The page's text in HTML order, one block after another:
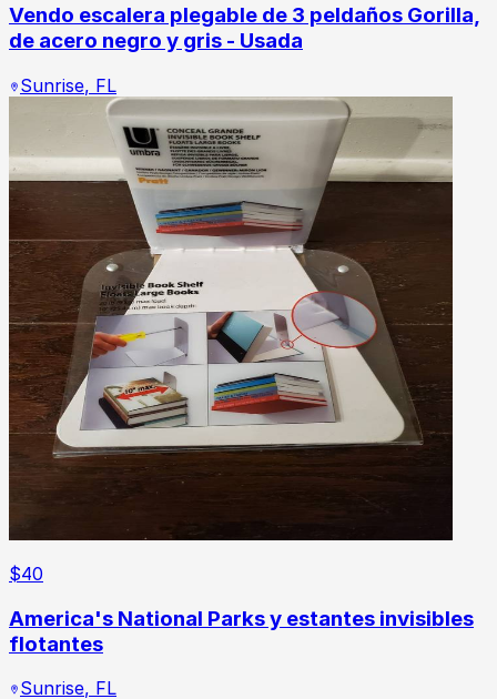
Vendo escalera plegable de 3 peldaños Gorilla,
de acero negro y gris - Usada
Sunrise, FL
$40
America's National Parks y estantes invisibles
flotantes
Sunrise, FL